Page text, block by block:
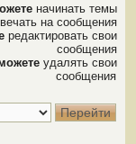
начинать темы
на сообщения
редактировать свои
сообщения
удалять свои
сообщения